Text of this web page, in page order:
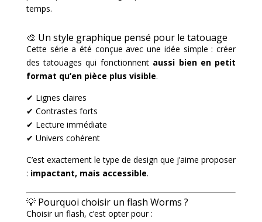
temps.
🎨 Un style graphique pensé pour le tatouage
Cette série a été conçue avec une idée simple : créer
des tatouages qui fonctionnent aussi bien en petit
format qu’en pièce plus visible.
✔ Lignes claires
✔ Contrastes forts
✔ Lecture immédiate
✔ Univers cohérent
C’est exactement le type de design que j’aime proposer
: impactant, mais accessible.
💡 Pourquoi choisir un flash Worms ?
Choisir un flash, c’est opter pour :